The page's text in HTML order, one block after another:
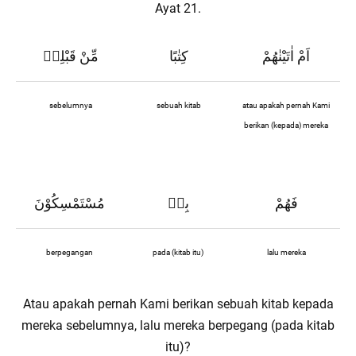
Ayat 21.
مِّنْ قَبْلِهٖ كِتٰبًا اَمْ اٰتَيْنٰهُمْ
sebelumnya sebuah kitab atau apakah pernah Kami
berikan (kepada) mereka
مُسْتَمْسِكُوْنَ بِهٖ فَهُمْ
berpegangan pada (kitab itu) lalu mereka
Atau apakah pernah Kami berikan sebuah kitab kepada
mereka sebelumnya, lalu mereka berpegang (pada kitab
itu)?